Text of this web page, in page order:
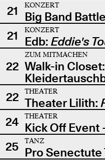
21
KONZERT
Big Band
21
KONZERT
Edb: Eddie's
22
ZUM MITMACHEN
Walk-in Closet:
22
THEATER
Theater Lilith:
24
THEATER
Kick Off Event
25
TANZ
Pro Senectute